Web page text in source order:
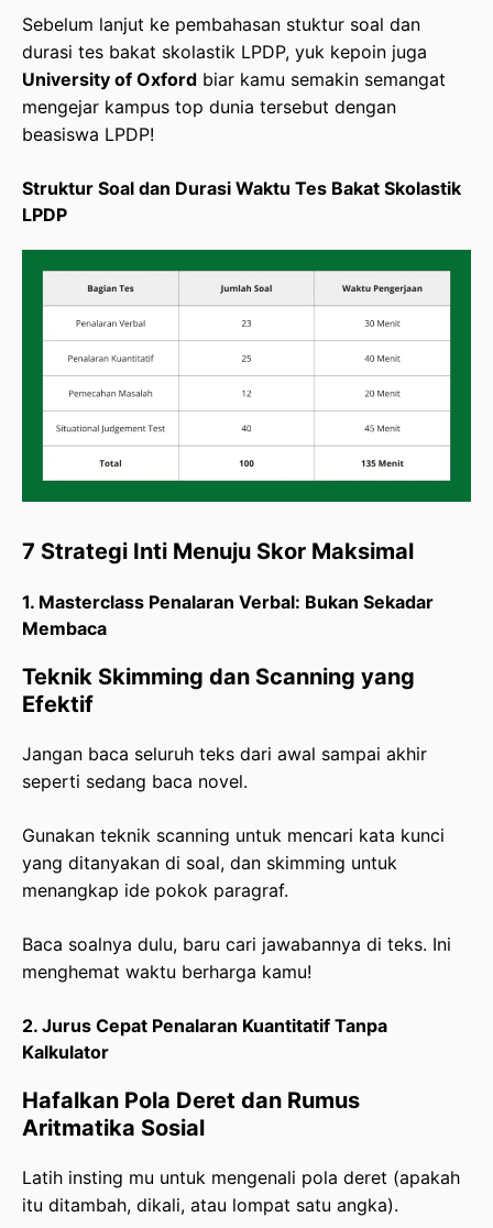
Sebelum lanjut ke pembahasan stuktur soal dan
durasi tes bakat skolastik LPDP, yuk kepoin juga
University of Oxford biar kamu semakin semangat
mengejar kampus top dunia tersebut dengan
beasiswa LPDP!
Struktur Soal dan Durasi Waktu Tes Bakat Skolastik
LPDP
7 Strategi Inti Menuju Skor Maksimal
1. Masterclass Penalaran Verbal: Bukan Sekadar
Membaca
Teknik Skimming dan Scanning yang
Efektif
Jangan baca seluruh teks dari awal sampai akhir
seperti sedang baca novel.
Gunakan teknik scanning untuk mencari kata kunci
yang ditanyakan di soal, dan skimming untuk
menangkap ide pokok paragraf.
Baca soalnya dulu, baru cari jawabannya di teks. Ini
menghemat waktu berharga kamu!
2. Jurus Cepat Penalaran Kuantitatif Tanpa
Kalkulator
Hafalkan Pola Deret dan Rumus
Aritmatika Sosial
Latih insting mu untuk mengenali pola deret (apakah
itu ditambah, dikali, atau lompat satu angka).